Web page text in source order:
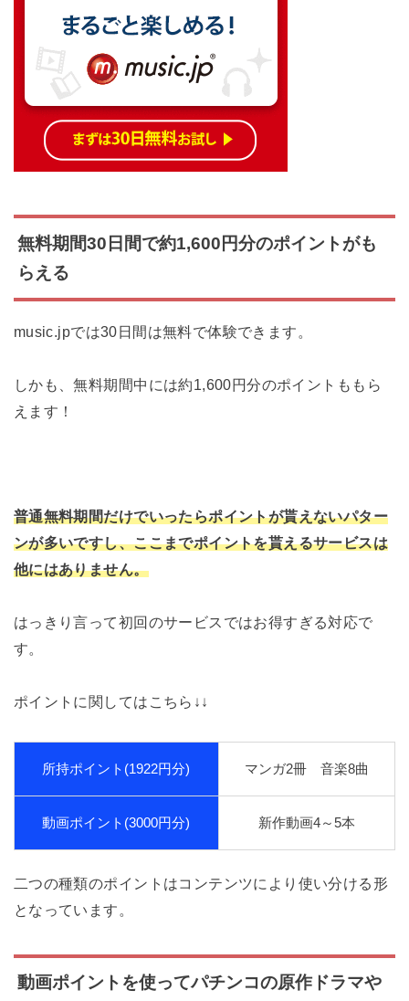
無料期間30日間で約1,600円分のポイントがも
らえる
music.jpでは30日間は無料で体験できます。
しかも、無料期間中には約1,600円分のポイントももら
えます！
普通無料期間だけでいったらポイントが貰えないパター
ンが多いですし、ここまでポイントを貰えるサービスは
他にはありません。
はっきり言って初回のサービスではお得すぎる対応で
す。
ポイントに関してはこちら↓↓
所持ポイント(1922円分) マンガ2冊 音楽8曲
動画ポイント(3000円分) 新作動画4～5本
二つの種類のポイントはコンテンツにより使い分ける形
となっています。
動画ポイントを使ってパチンコの原作ドラマや